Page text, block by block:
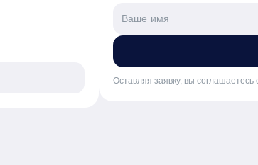
Оставляя заявку, вы соглашаетесь